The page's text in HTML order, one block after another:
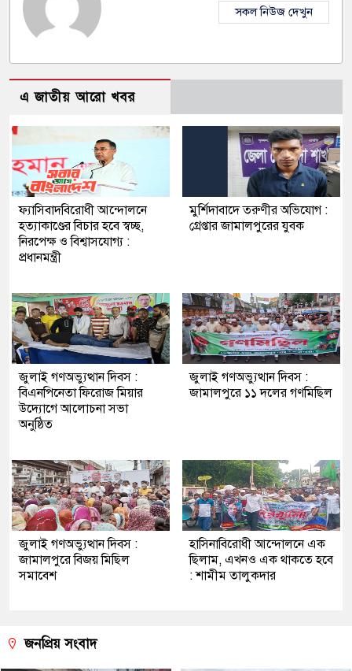
সকল নিউজ দেখুন
এ জাতীয় আরো খবর
ফ্যাসিবাদবিরোধী আন্দোলনে
হত্যাকাণ্ডের বিচার হবে স্বচ্ছ,
নিরপেক্ষ ও বিশ্বাসযোগ্য :
প্রধানমন্ত্রী
মুর্শিদাবাদে তরুণীর অভিযোগ :
গ্রেপ্তার জামালপুরের যুবক
জুলাই গণঅভ্যুত্থান দিবস :
বিএনপিনেতা ফিরোজ মিয়ার
উদ্যোগে আলোচনা সভা
অনুষ্ঠিত
জুলাই গণঅভ্যুত্থান দিবস :
জামালপুরে ১১ দলের গণমিছিল
জুলাই গণঅভ্যুত্থান দিবস :
জামালপুরে বিজয় মিছিল
সমাবেশ
হাসিনাবিরোধী আন্দোলনে এক
ছিলাম, এখনও এক থাকতে হবে
: শামীম তালুকদার
জনপ্রিয় সংবাদ